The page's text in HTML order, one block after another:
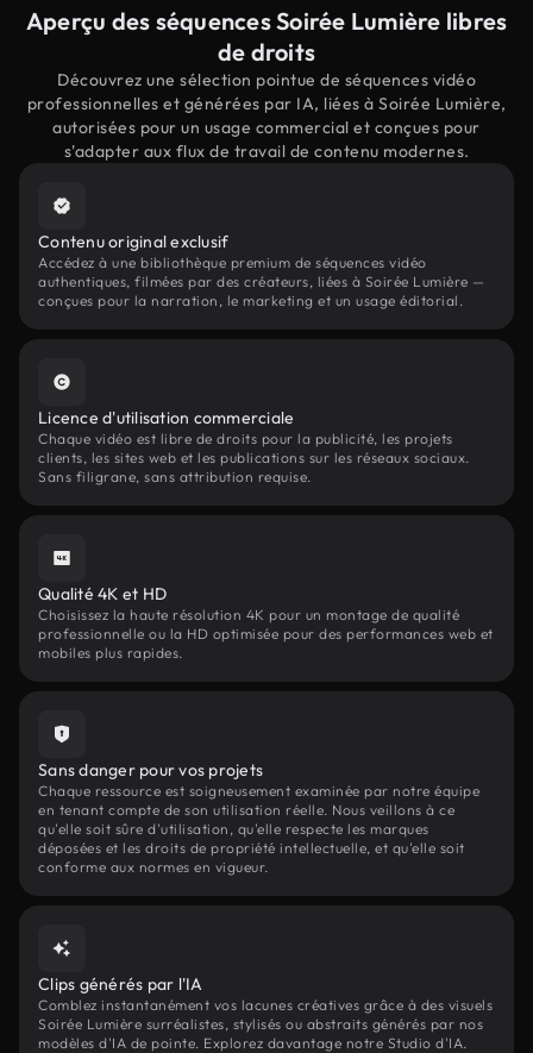
Aperçu des séquences Soirée Lumière libres
de droits
Découvrez une sélection pointue de séquences vidéo
professionnelles et générées par IA, liées à Soirée Lumière,
autorisées pour un usage commercial et conçues pour
s'adapter aux flux de travail de contenu modernes.
Contenu original exclusif
Accédez à une bibliothèque premium de séquences vidéo
authentiques, filmées par des créateurs, liées à Soirée Lumière —
conçues pour la narration, le marketing et un usage éditorial.
Licence d'utilisation commerciale
Chaque vidéo est libre de droits pour la publicité, les projets
clients, les sites web et les publications sur les réseaux sociaux.
Sans filigrane, sans attribution requise.
Qualité 4K et HD
Choisissez la haute résolution 4K pour un montage de qualité
professionnelle ou la HD optimisée pour des performances web et
mobiles plus rapides.
Sans danger pour vos projets
Chaque ressource est soigneusement examinée par notre équipe
en tenant compte de son utilisation réelle. Nous veillons à ce
qu'elle soit sûre d'utilisation, qu'elle respecte les marques
déposées et les droits de propriété intellectuelle, et qu'elle soit
conforme aux normes en vigueur.
Clips générés par l'IA
Comblez instantanément vos lacunes créatives grâce à des visuels
Soirée Lumière surréalistes, stylisés ou abstraits générés par nos
modèles d'IA de pointe. Explorez davantage notre Studio d'IA.